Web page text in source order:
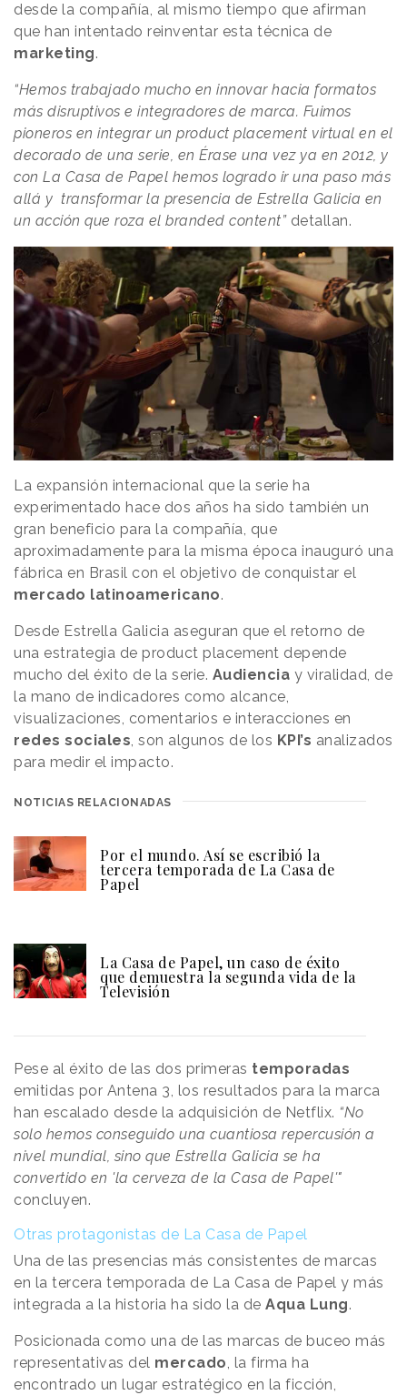
desde la compañía, al mismo tiempo que afirman
que han intentado reinventar esta técnica de
marketing.
“Hemos trabajado mucho en innovar hacia formatos
más disruptivos e integradores de marca. Fuimos
pioneros en integrar un product placement virtual en el
decorado de una serie, en Érase una vez ya en 2012, y
con La Casa de Papel hemos logrado ir una paso más
allá y transformar la presencia de Estrella Galicia en
un acción que roza el branded content”detallan.
La expansión internacional que la serie ha
experimentado hace dos años ha sido también un
gran beneficio para la compañía, que
aproximadamente para la misma época inauguró una
fábrica en Brasil con el objetivo de conquistar el
mercado latinoamericano.
Desde Estrella Galicia aseguran que el retorno de
una estrategia de product placement depende
mucho del éxito de la serie. Audiencia y viralidad, de
la mano de indicadores como alcance,
visualizaciones, comentarios e interacciones en
redes sociales, son algunos de los KPI’s analizados
para medir el impacto.
NOTICIAS RELACIONADAS
Por el mundo. Así se escribió la
tercera temporada de La Casa de
Papel
La Casa de Papel, un caso de éxito
que demuestra la segunda vida de la
Televisión
Pese al éxito de las dos primeras temporadas
emitidas por Antena 3, los resultados para la marca
han escalado desde la adquisición de Netflix. “No
solo hemos conseguido una cuantiosa repercusión a
nivel mundial, sino que Estrella Galicia se ha
convertido en 'la cerveza de la Casa de Papel'"
concluyen.
Otras protagonistas de La Casa de Papel
Una de las presencias más consistentes de marcas
en la tercera temporada de La Casa de Papel y más
integrada a la historia ha sido la de Aqua Lung.
Posicionada como una de las marcas de buceo más
representativas del mercado, la firma ha
encontrado un lugar estratégico en la ficción,